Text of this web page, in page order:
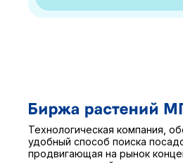
Технологическая компания,
удобный способ поиска
продвигающая на рынок